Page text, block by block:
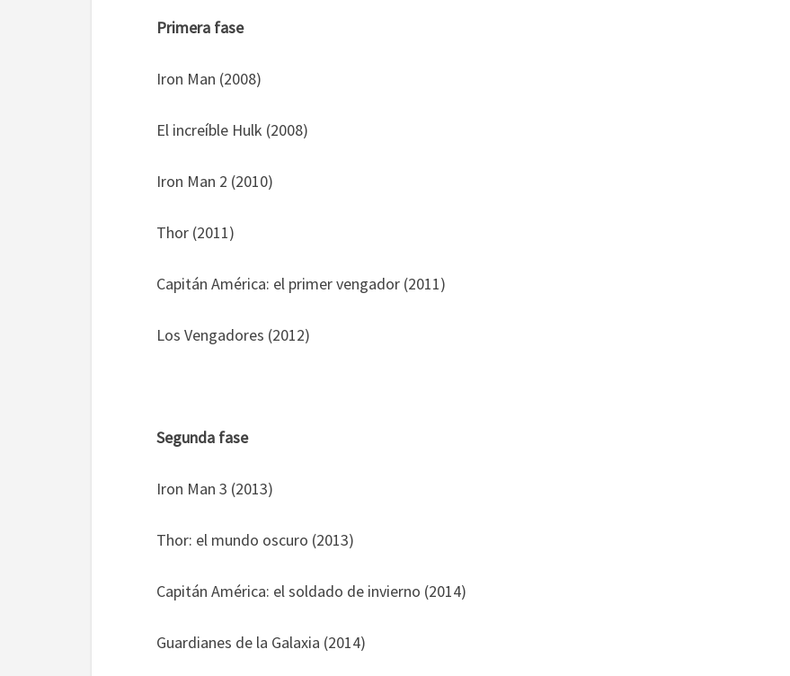
Primera fase
Iron Man (2008)
El increíble Hulk (2008)
Iron Man 2 (2010)
Thor (2011)
Capitán América: el primer vengador (2011)
Los Vengadores (2012)
Segunda fase
Iron Man 3 (2013)
Thor: el mundo oscuro (2013)
Capitán América: el soldado de invierno (2014)
Guardianes de la Galaxia (2014)